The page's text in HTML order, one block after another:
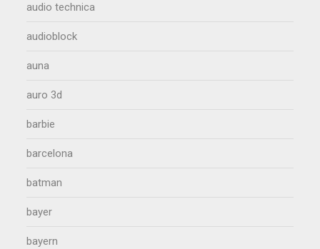
audio technica
audioblock
auna
auro 3d
barbie
barcelona
batman
bayer
bayern